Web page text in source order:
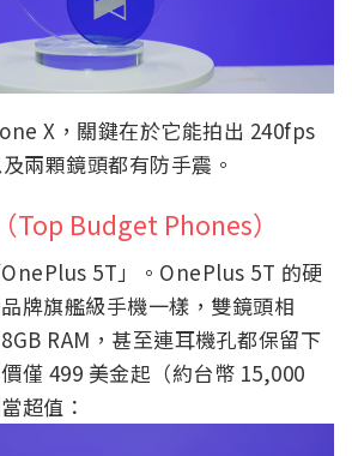
X，關鍵在於它能拍出 240fps
兩顆鏡頭都有防手震。
Top Budget Phones）
5T」。OnePlus 5T 的硬
牌旗艦級手機一樣，雙鏡頭相
RAM，甚至連耳機孔都保留下
僅 499 美金起（約台幣 15,000
超值：